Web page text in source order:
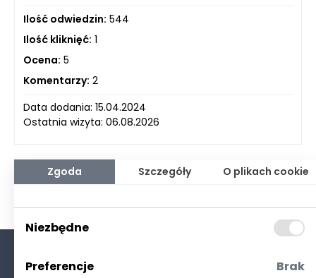
Ilość odwiedzin: 544
Ilość kliknięć: 1
Ocena: 5
Komentarzy: 2
Data dodania: 15.04.2024
Ostatnia wizyta: 06.08.2026
Zgoda Szczegóły O plikach cookie
Niezbędne
Preferencje Brak